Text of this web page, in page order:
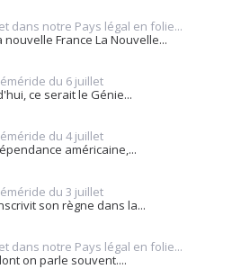
dans notre Pays légal en folie...
France La Nouvelle...
du 6 juillet
ce serait le Génie...
du 4 juillet
américaine,...
du 3 juillet
son règne dans la...
dans notre Pays légal en folie...
on parle souvent....